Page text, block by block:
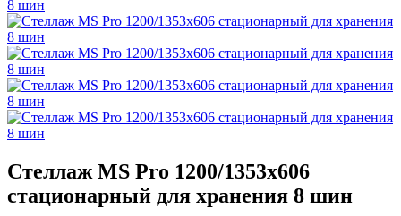
Стеллаж MS Pro 1200/1353x606
стационарный для хранения 8 шин